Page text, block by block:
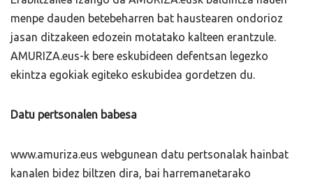
menpe dauden betebeharren bat haustearen ondorioz
jasan ditzakeen edozein motatako kalteen erantzule.
AMURIZA.eus-k bere eskubideen defentsan legezko
ekintza egokiak egiteko eskubidea gordetzen du.
Datu pertsonalen babesa
www.amuriza.eus webgunean datu pertsonalak hainbat
kanalen bidez biltzen dira, bai harremanetarako